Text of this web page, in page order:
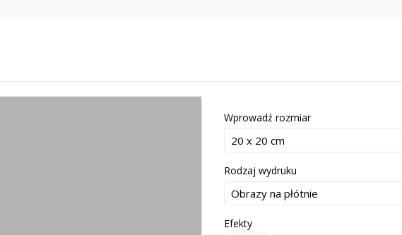
Wprowadź rozmiar
Rodzaj wydruku
Efekty